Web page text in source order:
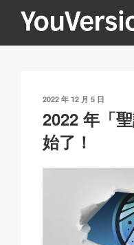
YOUVERSION
Seeking God every day.
發
於
2022 年 12 月 5 日
2022 年「
始了！